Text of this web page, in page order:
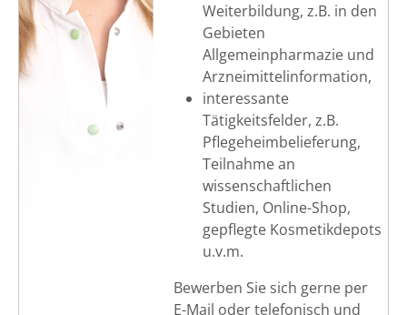
Weiterbildung, z.B. in den
Gebieten
Allgemeinpharmazie und
Arzneimittelinformation,
interessante
Tätigkeitsfelder, z.B.
Pflegeheimbelieferung,
Teilnahme an
wissenschaftlichen
Studien, Online-Shop,
gepflegte Kosmetikdepots
u.v.m.
Bewerben Sie sich gerne per
E-Mail oder telefonisch und